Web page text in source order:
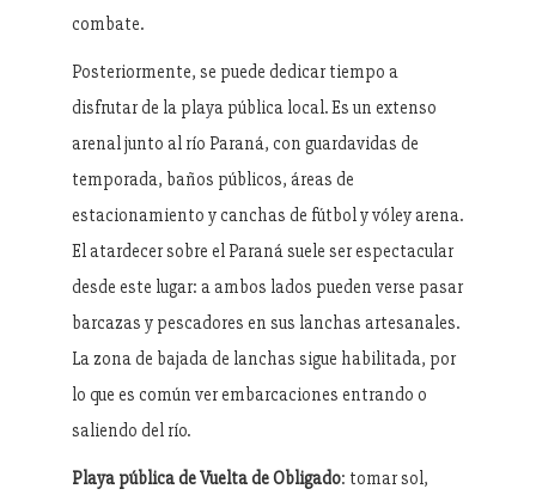
combate.
Posteriormente, se puede dedicar tiempo a
disfrutar de la playa pública local. Es un extenso
arenal junto al río Paraná, con guardavidas de
temporada, baños públicos, áreas de
estacionamiento y canchas de fútbol y vóley arena.
El atardecer sobre el Paraná suele ser espectacular
desde este lugar: a ambos lados pueden verse pasar
barcazas y pescadores en sus lanchas artesanales.
La zona de bajada de lanchas sigue habilitada, por
lo que es común ver embarcaciones entrando o
saliendo del río.
Playa pública de Vuelta de Obligado: tomar sol,